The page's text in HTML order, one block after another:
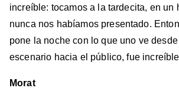
increíble: tocamos a la tardecita, en un
nunca nos habíamos presentado.
pone la noche con lo que uno ve desde
escenario hacia el público, fue
Morat